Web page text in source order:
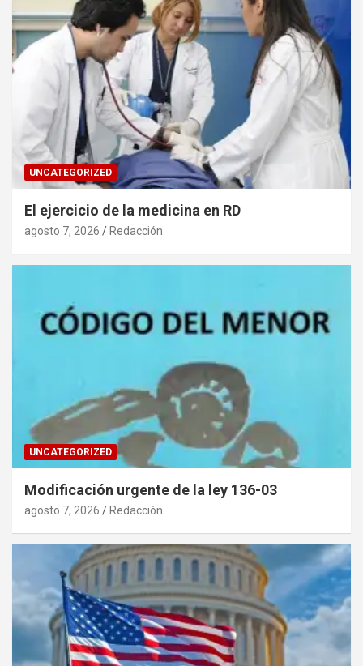
UNCATEGORIZED
El ejercicio de la medicina en RD
agosto 7, 2026 Redacción
UNCATEGORIZED
Modificación urgente de la ley 136-03
agosto 7, 2026 Redacción